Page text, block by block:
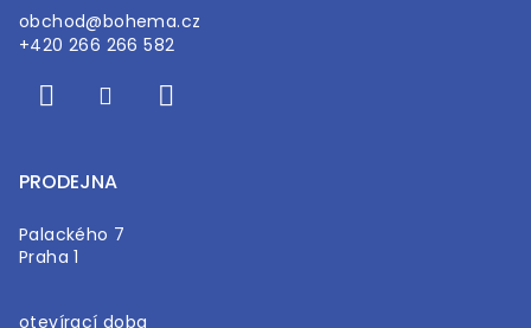
obchod@bohema.cz
+420 266 266 582
PRODEJNA
Palackého 7
Praha 1
otevírací doba